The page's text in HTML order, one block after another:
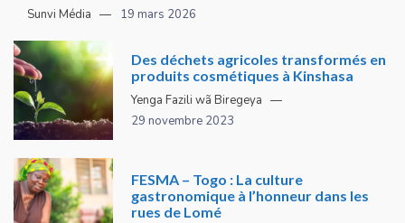
Sunvi Média 19 mars 2026
Des déchets agricoles transformés en
produits cosmétiques à Kinshasa
Yenga Fazili wã Biregeya
29 novembre 2023
FESMA – Togo : La culture
gastronomique à l’honneur dans les
rues de Lomé